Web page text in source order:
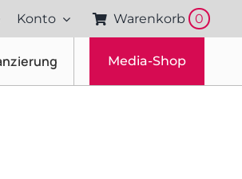
Konto Warenkorb 0
& Videos
Media-Shop